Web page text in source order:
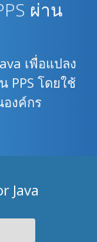
ผ่าน
เพื่อแปลง
PPS โดยใช้
องค์กร
Java